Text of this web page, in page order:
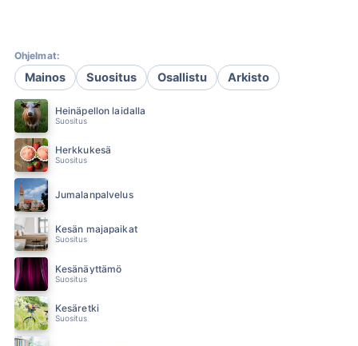
Ohjelmat:
Mainos Suositus Osallistu Arkisto
Heinäpellon laidalla
Suositus
Herkkukesä
Suositus
Jumalanpalvelus
Kesän majapaikat
Suositus
Kesänäyttämö
Suositus
Kesäretki
Suositus